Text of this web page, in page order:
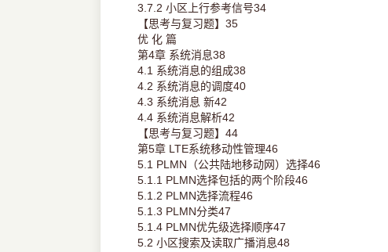
3.7.2 小区上行参考信号34
【思考与复习题】35
优 化 篇
第4章 系统消息38
4.1 系统消息的组成38
4.2 系统消息的调度40
4.3 系统消息 新42
4.4 系统消息解析42
【思考与复习题】44
第5章 LTE系统移动性管理46
5.1 PLMN（公共陆地移动网）选择46
5.1.1 PLMN选择包括的两个阶段46
5.1.2 PLMN选择流程46
5.1.3 PLMN分类47
5.1.4 PLMN优先级选择顺序47
5.2 小区搜索及读取广播消息48